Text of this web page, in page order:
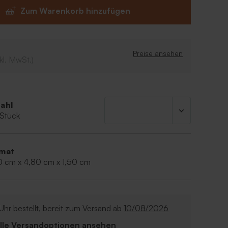
Sie diesen Lippenstifthalter mit einem
cm oder 3,7 cm personalisieren, um es
Wachs,
Ethylhexylsalicylat, Phenoxyethanol,
Zum Warenkorb hinzufügen
Preise ansehen
cm x 4,80 cm x 1,50 cm
bestellt, bereit zum Versand ab 10/08/2026
Versandoptionen ansehen